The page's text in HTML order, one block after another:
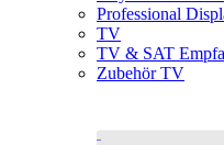
Professional
TV
TV & SAT
Zubehör TV